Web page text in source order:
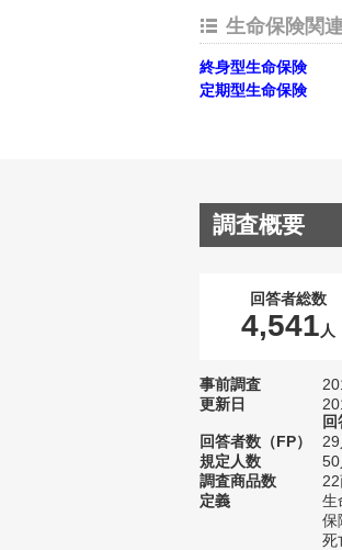
生命保険関
終身型生命保険
定期型生命保険
調査概要
回答者総数
4,541 人
事前調査
更新日
回答者数（FP）
規定人数
50
調査商品数
定義
生
保
死